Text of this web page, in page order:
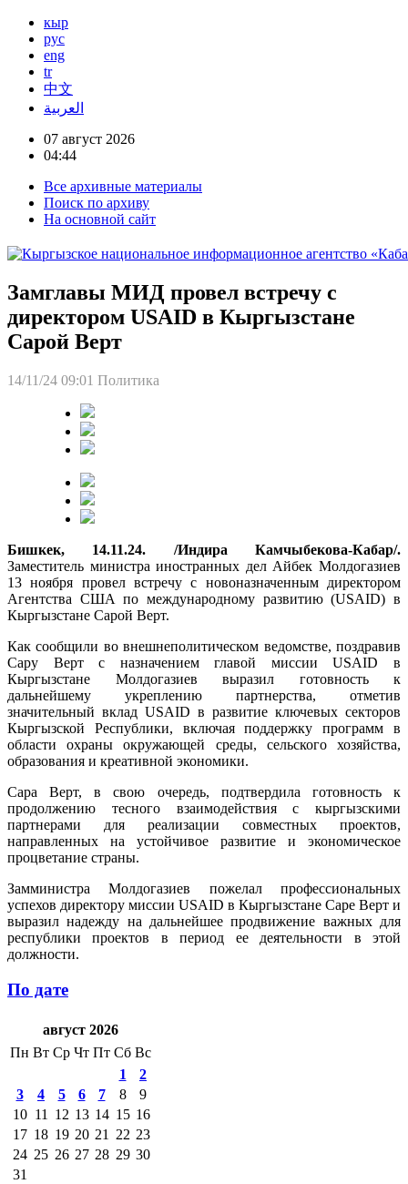
кыр
рус
eng
tr
中文
العربية
07 август 2026
04:44
Все архивные материалы
Поиск по архиву
На основной сайт
Замглавы МИД провел встречу с
директором USAID в Кыргызстане
Сарой Верт
14/11/24 09:01 Политика
Бишкек, 14.11.24. /Индира Камчыбекова-Кабар/.
Заместитель министра иностранных дел Айбек Молдогазиев
13 ноября провел встречу с новоназначенным директором
Агентства США по международному развитию (USAID) в
Кыргызстане Сарой Верт.
Как сообщили во внешнеполитическом ведомстве, поздравив
Сару Верт с назначением главой миссии USAID в
Кыргызстане Молдогазиев выразил готовность к
дальнейшему укреплению партнерства, отметив
значительный вклад USAID в развитие ключевых секторов
Кыргызской Республики, включая поддержку программ в
области охраны окружающей среды, сельского хозяйства,
образования и креативной экономики.
Сара Верт, в свою очередь, подтвердила готовность к
продолжению тесного взаимодействия с кыргызскими
партнерами для реализации совместных проектов,
направленных на устойчивое развитие и экономическое
процветание страны.
Замминистра Молдогазиев пожелал профессиональных
успехов директору миссии USAID в Кыргызстане Саре Верт и
выразил надежду на дальнейшее продвижение важных для
республики проектов в период ее деятельности в этой
должности.
По дате
август 2026
Пн Вт Ср Чт Пт Сб Вс
1
2
3
4 5 6 7 8
9
10 11 12 13 14 15 16
17 18 19 20 21 22 23
24 25 26 27 28 29 30
31